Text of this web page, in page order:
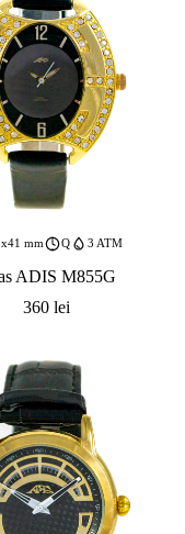
mm Q 3 ATM
ADIS M855G
360lei